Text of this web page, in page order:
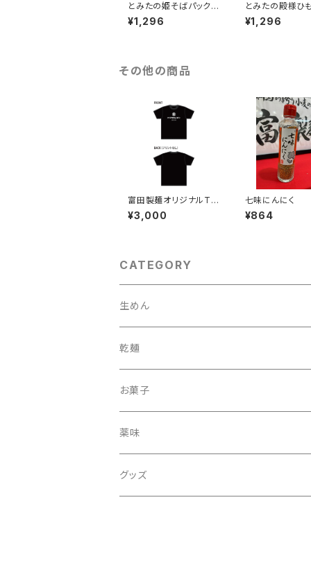
とみたの姫そばパック
（2人前つゆ付き）
¥1,296
とみたの殿様ひ
（2人前つゆ付き）
¥1,296
その他の商品
富田製麺オリジナルTシ
ャツ2
¥3,000
七味にんにく
¥864
CATEGORY
生めん
乾麺
丸
細まる
ひもかわ
お菓子
薬味
グッズ